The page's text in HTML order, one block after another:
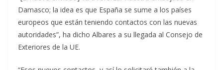
Damasco; la idea es que España se sume a los países
europeos que están teniendo contactos con las nuevas
autoridades”, ha dicho Albares a su llegada al Consejo de
Exteriores de la UE.